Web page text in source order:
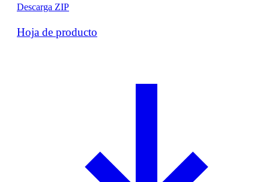
Descarga ZIP
Hoja de producto